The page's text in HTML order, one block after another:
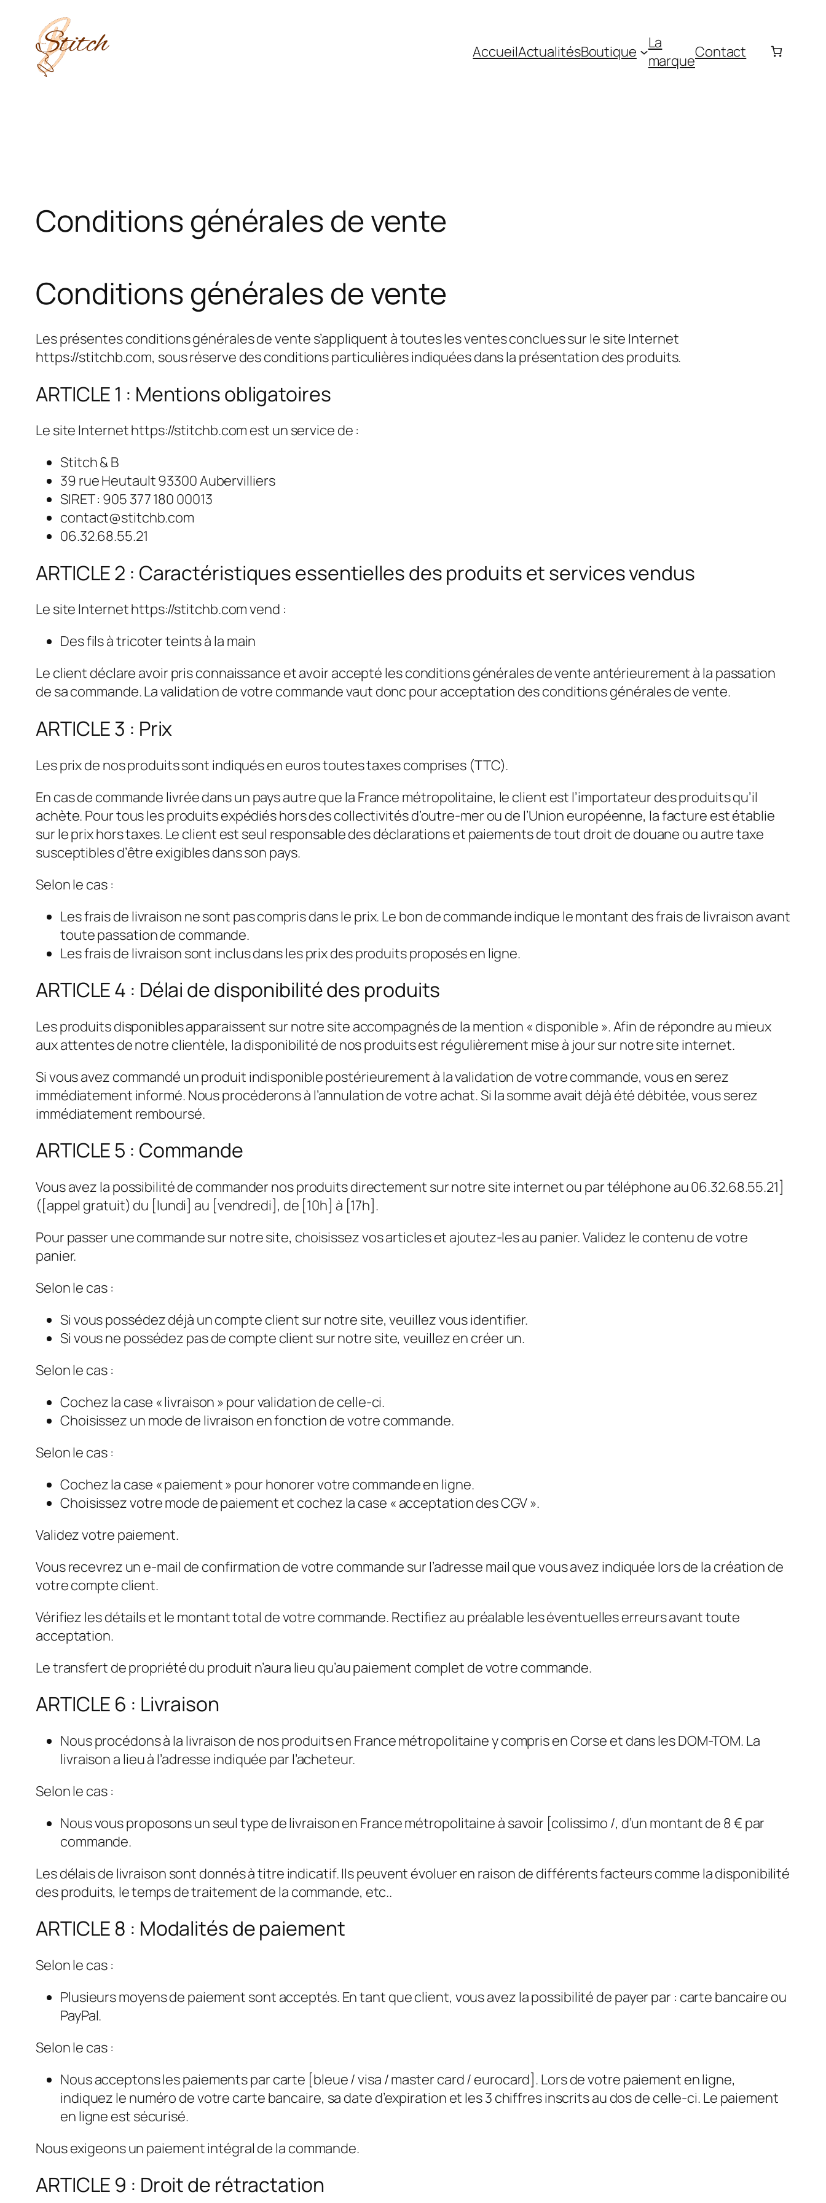
contenu
AccueilActualitésBoutique
La
marqueContact
Conditions générales de vente
Conditions générales de vente
Les présentes conditions générales de vente s’appliquent à toutes les ventes conclues sur le site Internet
https://stitchb.com, sous réserve des conditions particulières indiquées dans la présentation des produits.
ARTICLE 1 : Mentions obligatoires
Le site Internet https://stitchb.com est un service de :
Stitch & B
39 rue Heutault 93300 Aubervilliers
SIRET : 905 377 180 00013
contact@stitchb.com
06.32.68.55.21
ARTICLE 2 : Caractéristiques essentielles des produits et services vendus
Le site Internet https://stitchb.com vend :
Des fils à tricoter teints à la main
Le client déclare avoir pris connaissance et avoir accepté les conditions générales de vente antérieurement à la passation
de sa commande. La validation de votre commande vaut donc pour acceptation des conditions générales de vente.
ARTICLE 3 : Prix
Les prix de nos produits sont indiqués en euros toutes taxes comprises (TTC).
En cas de commande livrée dans un pays autre que la France métropolitaine, le client est l’importateur des produits qu’il
achète. Pour tous les produits expédiés hors des collectivités d’outre-mer ou de l’Union européenne, la facture est établie
sur le prix hors taxes. Le client est seul responsable des déclarations et paiements de tout droit de douane ou autre taxe
susceptibles d’être exigibles dans son pays.
Selon le cas :
Les frais de livraison ne sont pas compris dans le prix. Le bon de commande indique le montant des frais de livraison avant
toute passation de commande.
Les frais de livraison sont inclus dans les prix des produits proposés en ligne.
ARTICLE 4 : Délai de disponibilité des produits
Les produits disponibles apparaissent sur notre site accompagnés de la mention « disponible ». Afin de répondre au mieux
aux attentes de notre clientèle, la disponibilité de nos produits est régulièrement mise à jour sur notre site internet.
Si vous avez commandé un produit indisponible postérieurement à la validation de votre commande, vous en serez
immédiatement informé. Nous procéderons à l’annulation de votre achat. Si la somme avait déjà été débitée, vous serez
immédiatement remboursé.
ARTICLE 5 : Commande
Vous avez la possibilité de commander nos produits directement sur notre site internet ou par téléphone au 06.32.68.55.21]
([appel gratuit) du [lundi] au [vendredi], de [10h] à [17h].
Pour passer une commande sur notre site, choisissez vos articles et ajoutez-les au panier. Validez le contenu de votre
panier.
Selon le cas :
Si vous possédez déjà un compte client sur notre site, veuillez vous identifier.
Si vous ne possédez pas de compte client sur notre site, veuillez en créer un.
Selon le cas :
Cochez la case « livraison » pour validation de celle-ci.
Choisissez un mode de livraison en fonction de votre commande.
Selon le cas :
Cochez la case « paiement » pour honorer votre commande en ligne.
Choisissez votre mode de paiement et cochez la case « acceptation des CGV ».
Validez votre paiement.
Vous recevrez un e-mail de confirmation de votre commande sur l’adresse mail que vous avez indiquée lors de la création de
votre compte client.
Vérifiez les détails et le montant total de votre commande. Rectifiez au préalable les éventuelles erreurs avant toute
acceptation.
Le transfert de propriété du produit n’aura lieu qu’au paiement complet de votre commande.
ARTICLE 6 : Livraison
Nous procédons à la livraison de nos produits en France métropolitaine y compris en Corse et dans les DOM-TOM. La
livraison a lieu à l’adresse indiquée par l’acheteur.
Selon le cas :
Nous vous proposons un seul type de livraison en France métropolitaine à savoir [colissimo /, d’un montant de 8 € par
commande.
Les délais de livraison sont donnés à titre indicatif. Ils peuvent évoluer en raison de différents facteurs comme la disponibilité
des produits, le temps de traitement de la commande, etc..
ARTICLE 8 : Modalités de paiement
Selon le cas :
Plusieurs moyens de paiement sont acceptés. En tant que client, vous avez la possibilité de payer par : carte bancaire ou
PayPal.
Selon le cas :
Nous acceptons les paiements par carte [bleue / visa / master card / eurocard]. Lors de votre paiement en ligne,
indiquez le numéro de votre carte bancaire, sa date d’expiration et les 3 chiffres inscrits au dos de celle-ci. Le paiement
en ligne est sécurisé.
Nous exigeons un paiement intégral de la commande.
ARTICLE 9 : Droit de rétractation